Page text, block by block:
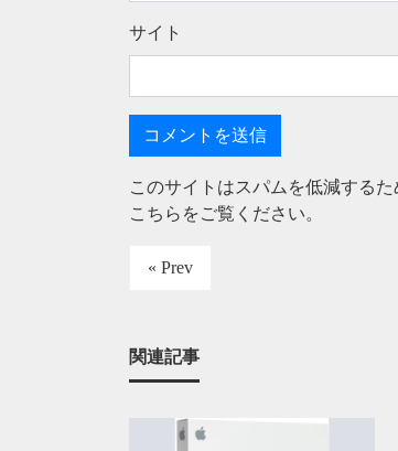
サイト
このサイトはスパムを低減するた
こちらをご覧ください。
« Prev
関連記事